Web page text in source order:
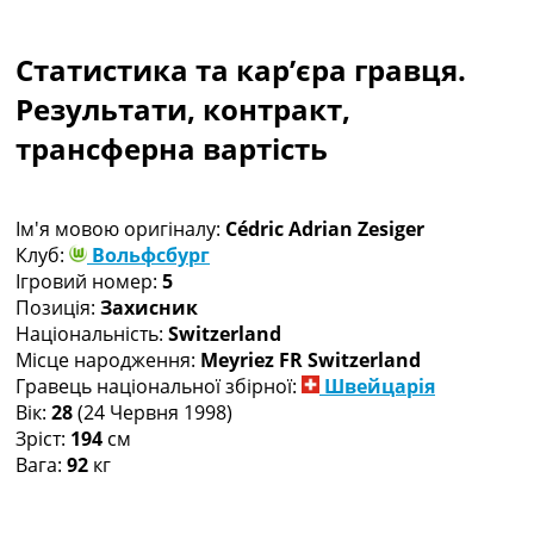
Чемпіонат Світу
Україна. Прем’єр-Ліга
Україна. Перша Ліга
Ліга Чемпіонів
Ще Турніри >>>
Таблиці
Чемпіонат Світу. Турнирні таблиці
Таблиця УПЛ
Перша Ліга
Таблиця АПЛ
Таблиця Ла Ліги
Таблиця Ліги Чемпіонів
Всі таблиці >>>
Рейтинги
Статистика та кар’єра гравця.
Результати, контракт,
трансферна вартість
Ім'я мовою оригіналу: Cédric Adrian Zesiger
Клуб:
Вольфсбург
Ігровий номер: 5
Позиція: Захисник
Національність: Switzerland
Місце народження: Meyriez FR Switzerland
Гравець національної збірної:
Швейцарія
Вік: 28(24 Червня 1998)
Зріст: 194 см
Вага: 92 кг